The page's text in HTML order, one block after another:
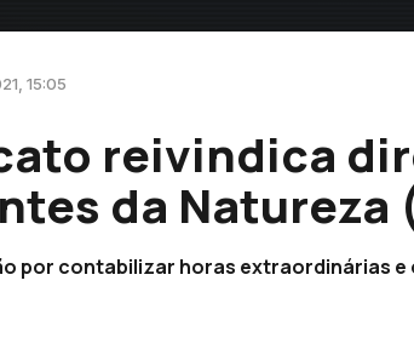
15:05
reivindica
da Natureza
por contabilizar horas extraordinárias